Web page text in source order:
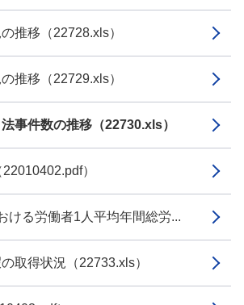
推移（22728.xls）
推移（22729.xls）
事件数の推移（22730.xls）
）
ける労働者1人平均年間総労...
取得状況（22733.xls）